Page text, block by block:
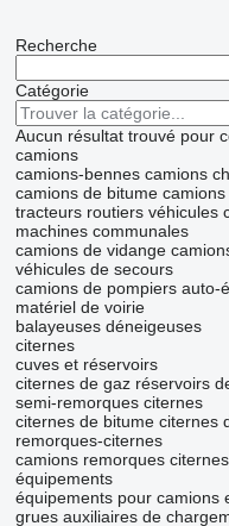
Recherche
Catégorie
Aucun résultat trouvé pour
camions
camions-bennes camions
camions de bitume
tracteurs routiers véhicules
machines communales
camions de vidange
véhicules de secours
camions de pompiers auto-
matériel de voirie
balayeuses déneigeuses
citernes
cuves et réservoirs
citernes de gaz réservoirs
semi-remorques citernes
citernes de bitume citernes
remorques-citernes
camions remorques citernes
équipements
équipements pour camions
grues auxiliaires de